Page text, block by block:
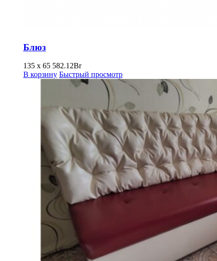
Блюз
135 х 65 582.12Br
В корзину Быстрый просмотр